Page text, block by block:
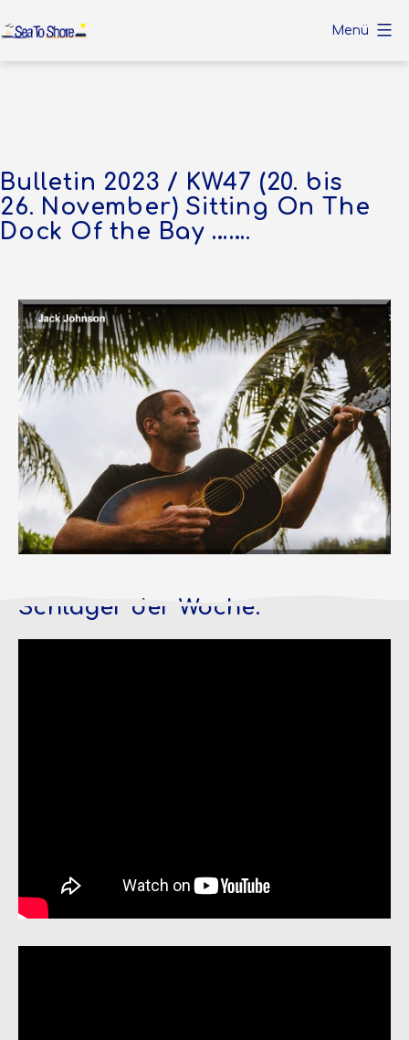
Inhalt
Menü
Bulletin 2023 / KW47 (20. bis
26. November) Sitting On The
Dock Of the Bay …….
Schlager der Woche: